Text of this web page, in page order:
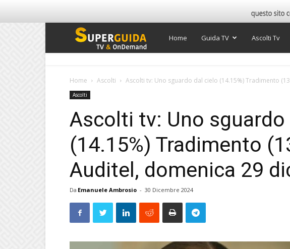
Super
Home Guida TV Ascolti Tv
Home Ascolti Ascolti tv: Uno sguardo dal cielo (14.15%) Tradimento
Ascolti
Ascolti tv: Uno sguardo
(14.15%) Tradimento
Auditel, domenica 29
Da Emanuele Ambrosio - 30 Dicembre 2024